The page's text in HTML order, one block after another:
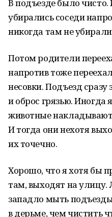
В подъезде было чисто.
убирались соседи
никогда там не
Потом родители
напротив тоже
несовки. Подъезд
и оброс грязью. Иногда
животные
И тогда они нехотя
их точечно.
Хорошо, что я хотя бы
там, выходят на
западло мыть
в дерьме, чем чистить